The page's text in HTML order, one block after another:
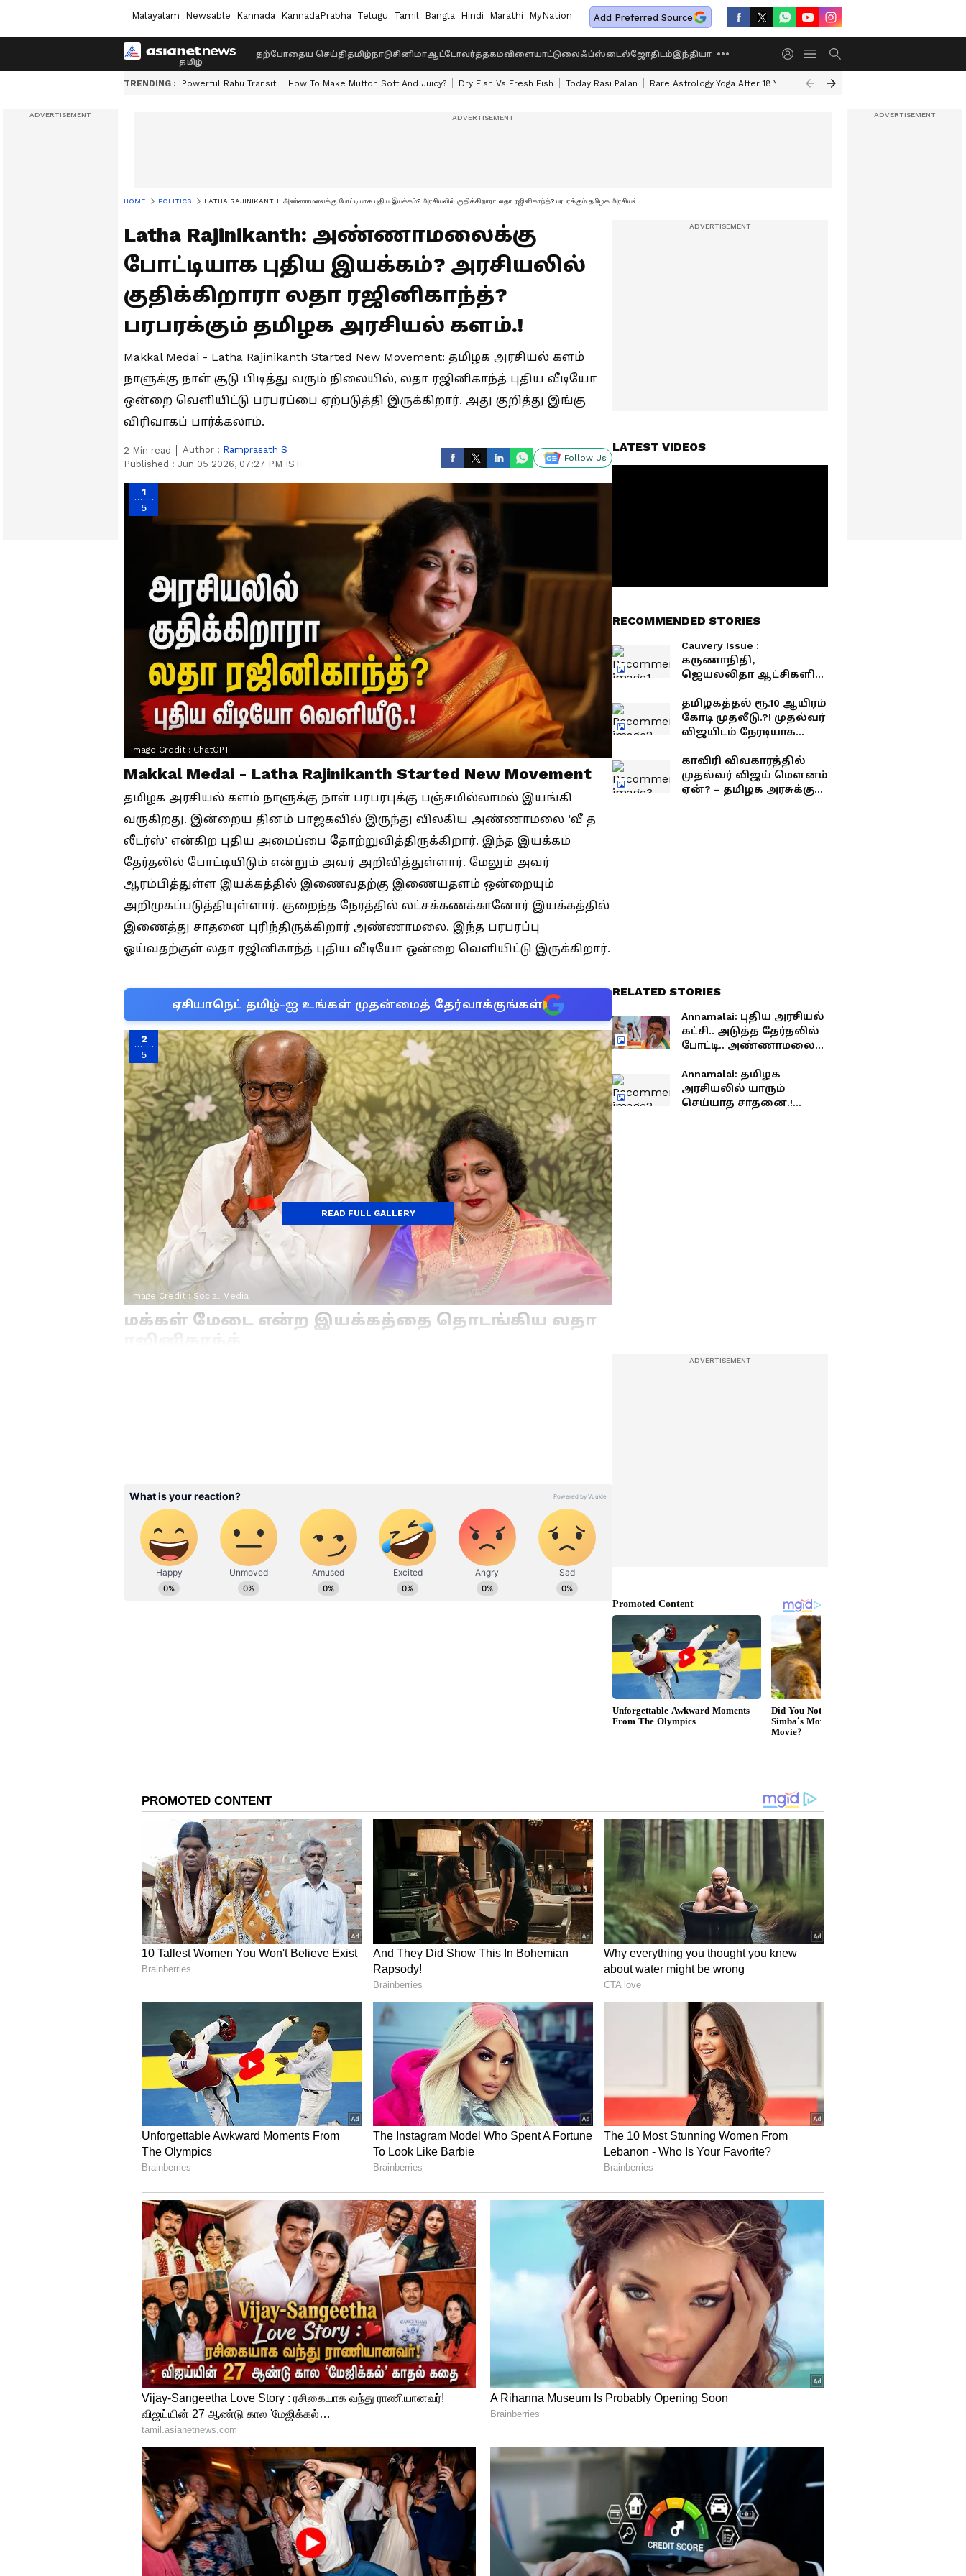
Malayalam Newsable Kannada KannadaPrabha Telugu Tamil Bangla Hindi Marathi MyNation Add Preferred Source
தற்போதைய செய்திதமிழ்நாடுசினிமாஆட்டோவர்த்தகம்விளையாட்டுலைஃப்ஸ்டைல்ஜோதிடம்இந்தியா
TRENDING : Powerful Rahu Transit How To Make Mutton Soft And Juicy? Dry Fish Vs Fresh Fish Today Rasi Palan Rare Astrology Yoga After 18 Years Dwi Pushkar Yoga 2026
HOME POLITICS LATHA RAJINIKANTH: அண்ணாமலைக்கு போட்டியாக புதிய இயக்கம்? அரசியலில் குதிக்கிறாரா லதா ரஜினிகாந்த்? பரபரக்கும் தமிழக அரசியல் களம்.!
Latha Rajinikanth: அண்ணாமலைக்கு
போட்டியாக புதிய இயக்கம்? அரசியலில்
குதிக்கிறாரா லதா ரஜினிகாந்த்?
பரபரக்கும் தமிழக அரசியல் களம்.!
Makkal Medai - Latha Rajinikanth Started New Movement: தமிழக அரசியல் களம்
நாளுக்கு நாள் சூடு பிடித்து வரும் நிலையில், லதா ரஜினிகாந்த் புதிய வீடியோ
ஒன்றை வெளியிட்டு பரபரப்பை ஏற்படுத்தி இருக்கிறார். அது குறித்து இங்கு
விரிவாகப் பார்க்கலாம்.
2 Min read Author : Ramprasath S
Published : Jun 05 2026, 07:27 PM IST
Follow Us
1
5
Image Credit : ChatGPT
Makkal Medai - Latha Rajinikanth Started New Movement
தமிழக அரசியல் களம் நாளுக்கு நாள் பரபரபுக்கு பஞ்சமில்லாமல் இயங்கி
வருகிறது. இன்றைய தினம் பாஜகவில் இருந்து விலகிய அண்ணாமலை ‘வீ த
லீடர்ஸ்’ என்கிற புதிய அமைப்பை தோற்றுவித்திருக்கிறார். இந்த இயக்கம்
தேர்தலில் போட்டியிடும் என்றும் அவர் அறிவித்துள்ளார். மேலும் அவர்
ஆரம்பித்துள்ள இயக்கத்தில் இணைவதற்கு இணையதளம் ஒன்றையும்
அறிமுகப்படுத்தியுள்ளார். குறைந்த நேரத்தில் லட்சக்கணக்கானோர் இயக்கத்தில்
இணைத்து சாதனை புரிந்திருக்கிறார் அண்ணாமலை. இந்த பரபரப்பு
ஓய்வதற்குள் லதா ரஜினிகாந்த் புதிய வீடியோ ஒன்றை வெளியிட்டு இருக்கிறார்.
ஏசியாநெட் தமிழ்-ஐ உங்கள் முதன்மைத் தேர்வாக்குங்கள்
2
5
Image Credit : Social Media
மக்கள் மேடை என்ற இயக்கத்தை தொடங்கிய லதா
சேர்வதற்காக மொபைல் எண்ணும், மின்னஞ்சலும் அறிவிக்கப்பட்டுள்ளது.
Related Articles
Annamalai: புதிய அரசியல்
Annamalai: தமிழக
Our Own
உள்ளூர் தலைவர்களை உருவாக்க விரும்புகிறோம்
இதுகுறித்து அவர் வெளியிட்டுள்ள வீடியோவில், சிட்டிசன் பிளாட்பார்ம் என்ற
தங்கள் இயக்கத்தில் சேர்ந்து மக்கள் சேவையாற்ற அவர் இளைஞர்களுக்கு
அழைப்பு விடுத்துள்ளார். மக்கள் சக்தியாக உருவாகி சமூகத்திற்கு பல
சேவைகளை செய்ய முன் வாருங்கள். அனைவரும் ஒன்றாக இணைவோம்.
ஆக்கபூர்வமான காரியங்களை செய்வோம். மூத்த குடிமக்கள், ஐஏஎஸ், ஐபிஎஸ்,
அரசு அதிகாரிகள், ஆசிரியர்கள் என யாராக இருந்தாலும் உங்கள்
அனுபவங்களை எங்களுக்கு கொடுக்கலாம். எங்களோடு தொடர்பு கொண்டு
தமிழ்நாட்டிற்காகவும் தொகுதிகளுக்காகவும் நீங்கள் வேலை செய்யலாம்.
உள்ளூர் தலைவர்களை உருவாக்க விரும்புகிறோம் என்று அவர்
அறிவித்துள்ளார்.
4
5
READ FULL GALLERY
LATEST VIDEOS
RECOMMENDED STORIES
Cauvery Issue :
கருணாநிதி,
ஜெயலலிதா ஆட்சிகளில்
தொடர்பாக நடந்த டாப் 10
சம்பவங்கள்!
தமிழகத்தல் ரூ.10 ஆயிரம்
கோடி முதலீடு.?! முதல்வர்
விஜயிடம் நேரடியாக
பட்ஜெட்டுக்கு பிறகு
தாறுமாறாக
மாறப்போகும் தமிழ்நாடு.!
காவிரி விவகாரத்தில்
முதல்வர் விஜய் மௌனம்
ஏன்? – தமிழக அரசுக்கு
RELATED STORIES
Annamalai: புதிய அரசியல்
கட்சி.. அடுத்த தேர்தலில்
போட்டி.. அண்ணாமலை
Annamalai: தமிழக
அரசியலில் யாரும்
செய்யாத சாதனை.!